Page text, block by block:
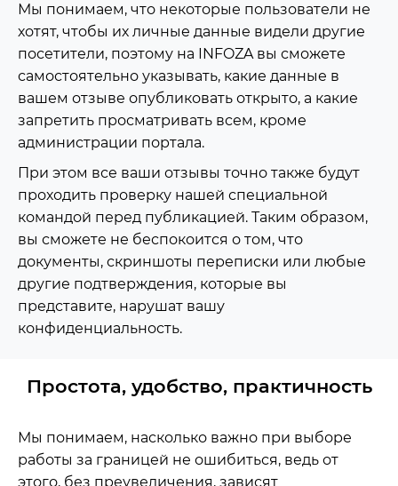
Мы понимаем, что некоторые пользователи не
хотят, чтобы их личные данные видели другие
посетители, поэтому на INFOZA вы сможете
самостоятельно указывать, какие данные в
вашем отзыве опубликовать открыто, а какие
запретить просматривать всем, кроме
администрации портала.
При этом все ваши отзывы точно также будут
проходить проверку нашей специальной
командой перед публикацией. Таким образом,
вы сможете не беспокоится о том, что
документы, скриншоты переписки или любые
другие подтверждения, которые вы
представите, нарушат вашу
конфиденциальность.
Простота, удобство, практичность
Мы понимаем, насколько важно при выборе
работы за границей не ошибиться, ведь от
этого, без преувеличения, зависят